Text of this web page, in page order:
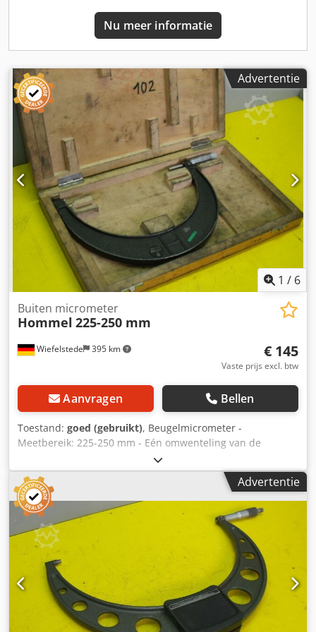
Nu meer informatie
Advertentie
1 / 6
Wiefelstede 395 km
Buiten micrometer
Hommel 225-250 mm
€ 145
Vaste prijs excl. btw
Aanvragen Bellen
Toestand: goed (gebruikt), Beugelmicrometer -
Meetbereik: 225-250 mm - Eén omwenteling van de
trommel komt overeen met: 0,5 mm - Met
vergrendelingsinrichting - Meetkracht: ratel -
Handbescherming Crsdpfx Adjb A I H Aepef - Aantal: ook
andere maten beschikbaar - Gewicht: 2,5 kg
Advertentie